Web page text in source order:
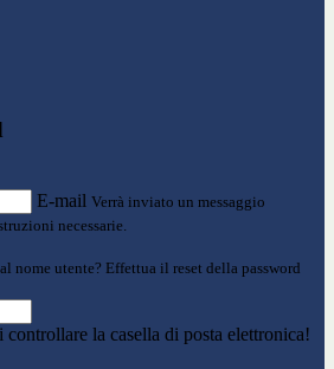
E-mail Verrà inviato un messaggio
necessarie.
nome utente? Effettua il reset della password
la casella di posta elettronica!